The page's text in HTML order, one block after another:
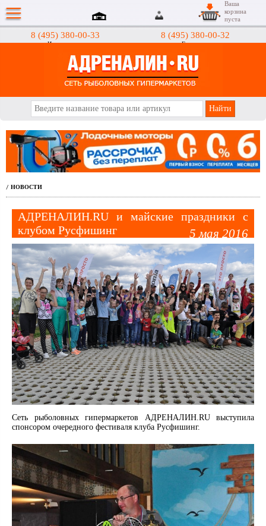
8 (495) 380-00-33
Интернет-магазин
8 (495) 380-00-32
Гипермаркеты
Ваша
корзина
пуста
/ НОВОСТИ
АДРЕНАЛИН.RU и майские праздники с
клубом Русфишинг
5 мая 2016
Сеть рыболовных гипермаркетов АДРЕНАЛИН.RU выступила
спонсором очередного фестиваля клуба Русфишинг.